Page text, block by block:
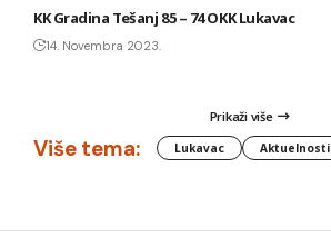
KK Gradina Tešanj 85 – 74 OKK Lukavac
14. Novembra 2023.
Prikaži više
Više tema: Lukavac Aktuelnosti